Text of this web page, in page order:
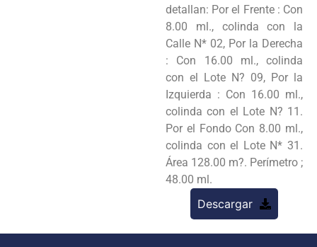
detallan: Por el Frente : Con
8.00 ml., colinda con la
Calle N* 02, Por la Derecha
: Con 16.00 ml., colinda
con el Lote N? 09, Por la
Izquierda : Con 16.00 ml.,
colinda con el Lote N? 11.
Por el Fondo Con 8.00 ml.,
colinda con el Lote N* 31.
Área 128.00 m?. Perímetro ;
48.00 ml.
Descargar